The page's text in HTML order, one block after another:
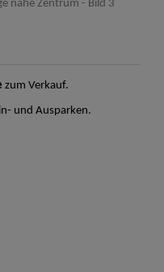
zum Verkauf.
und Ausparken.